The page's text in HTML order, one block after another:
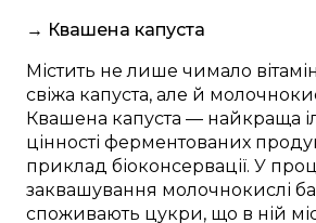
→ Квашена капуста
Містить не лише чимало
свіжа капуста, але й
Квашена капуста — найкраща
цінності ферментованих
приклад біоконсервації. У
заквашування молочнокислі
споживають цукри, що в ній